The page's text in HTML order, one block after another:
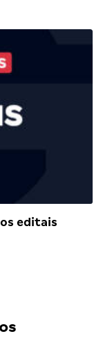
editais